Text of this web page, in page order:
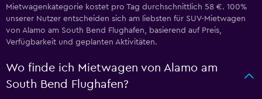
Mietwagenkategorie kostet pro Tag durchschnittlich 58 €. 100%
unserer Nutzer entscheiden sich am liebsten für SUV-Mietwagen
von Alamo am South Bend Flughafen, basierend auf Preis,
Verfügbarkeit und geplanten Aktivitäten.
Wo finde ich Mietwagen von Alamo am
South Bend Flughafen?